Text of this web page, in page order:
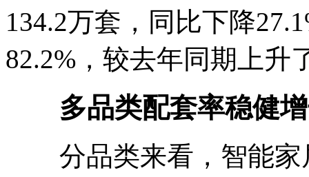
134.2万套，同比下降
82.2%，较去年同期上升
多品类配套率稳健
分品类来看，智能家